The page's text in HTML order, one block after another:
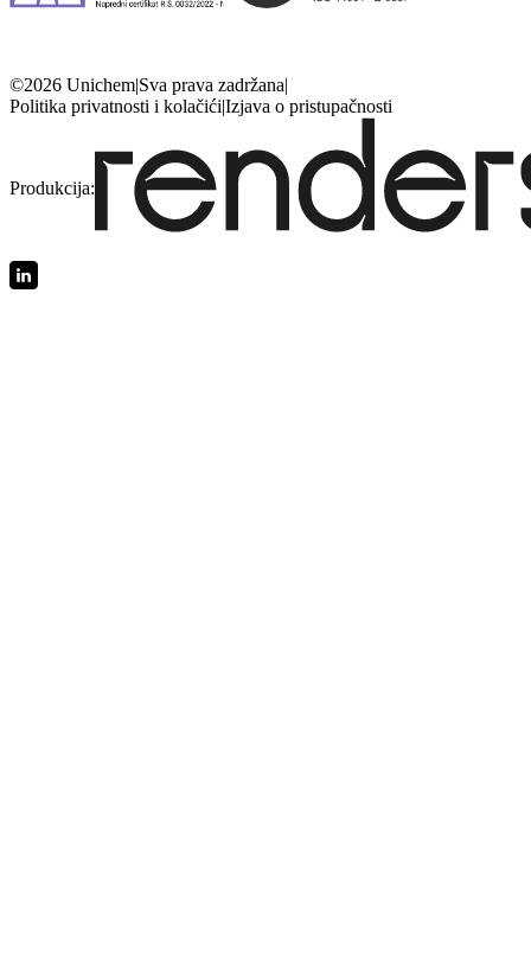
©2026 Unichem|Sva prava zadržana|
Politika privatnosti i kolačići|Izjava o pristupačnosti
Produkcija: